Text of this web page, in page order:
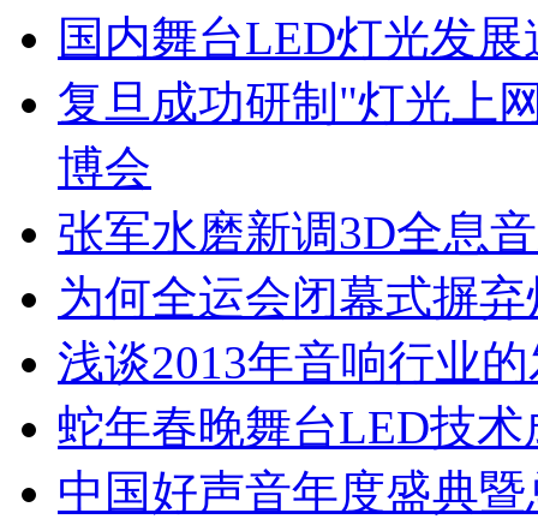
国内舞台LED灯光发
复旦成功研制"灯光上
博会
张军水磨新调3D全息
为何全运会闭幕式摒
浅谈2013年音响行业
蛇年春晚舞台LED技术
中国好声音年度盛典